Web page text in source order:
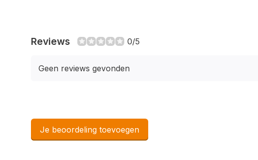
Reviews 0/5
Geen reviews gevonden
Je beoordeling toevoegen